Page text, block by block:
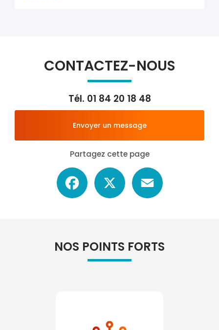
CONTACTEZ-NOUS
Tél. 01 84 20 18 48
Envoyer un message
Partagez cette page
Facebook
NOS POINTS FORTS